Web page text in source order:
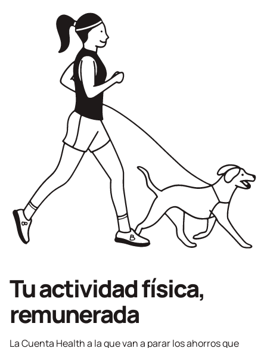
Tu actividad física,
remunerada
La Cuenta Health a la que van a parar los ahorros que